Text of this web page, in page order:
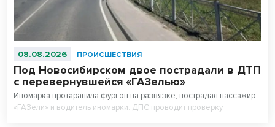
08.08.2026 ПРОИСШЕСТВИЯ
Под Новосибирском двое пострадали в ДТП
с перевернувшейся «ГАЗелью»
Иномарка протаранила фургон на развязке, пострадал пассажир
«ГАЗели» и водитель иномарки. ДПС проводит проверку.